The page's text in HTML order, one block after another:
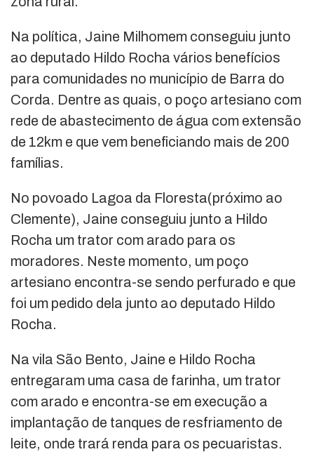
Na política, Jaine Milhomem conseguiu junto
ao deputado Hildo Rocha vários benefícios
para comunidades no município de Barra do
Corda. Dentre as quais, o poço artesiano com
rede de abastecimento de água com extensão
de 12km e que vem beneficiando mais de 200
famílias.
No povoado Lagoa da Floresta(próximo ao
Clemente), Jaine conseguiu junto a Hildo
Rocha um trator com arado para os
moradores. Neste momento, um poço
artesiano encontra-se sendo perfurado e que
foi um pedido dela junto ao deputado Hildo
Rocha.
Na vila São Bento, Jaine e Hildo Rocha
entregaram uma casa de farinha, um trator
com arado e encontra-se em execução a
implantação de tanques de resfriamento de
leite, onde trará renda para os pecuaristas.